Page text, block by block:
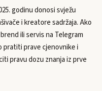
godinu donosi svježu
i kreatore sadržaja. Ako
ili servis na Telegram
pratiti prave cjenovnike i
pravu dozu znanja iz prve